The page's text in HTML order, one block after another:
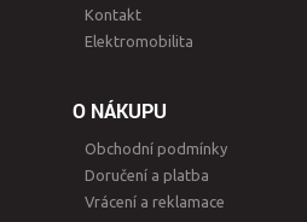
Kontakt
Elektromobilita
O NÁKUPU
Obchodní podmínky
Doručení a platba
Vrácení a reklamace